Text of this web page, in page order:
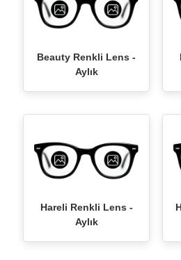
Beauty Renkli Lens -
Aylık
Hareli Renkli Lens -
Aylık